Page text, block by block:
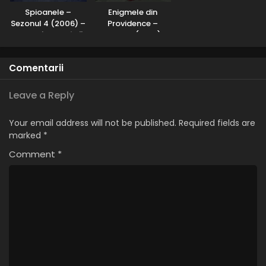
July, 2025
noi rivali puternici
Spioanele –
Sezonul 4 (2006) –
Dublat în Română
Enigmele din
Providence –
Sezonul 1 (2001) –
Comentarii
Leave a Reply
Your email address will not be published. Required fields are
marked *
Comment *